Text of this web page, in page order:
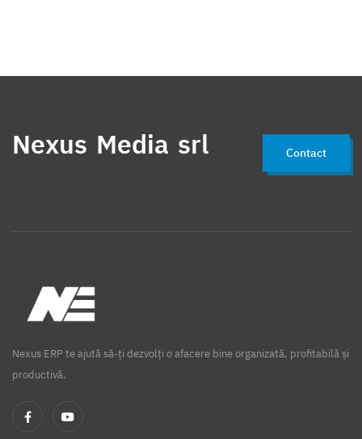
Nexus Media srl Contact
Nexus ERP te ajută să-ți dezvolți o afacere bine organizată, profitabilă și
productivă.